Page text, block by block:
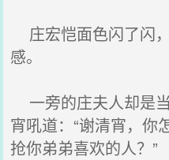
庄宏恺面色闪了闪
感。
一旁的庄夫人却是
宵吼道：“谢清宵，你
抢你弟弟喜欢的人？”